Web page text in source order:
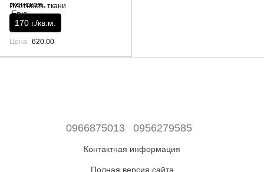
Плотность ткани
170 г./кв.м.
Цена 620.00
0966875013 0956279585
Контактная информация
Полная версия сайта